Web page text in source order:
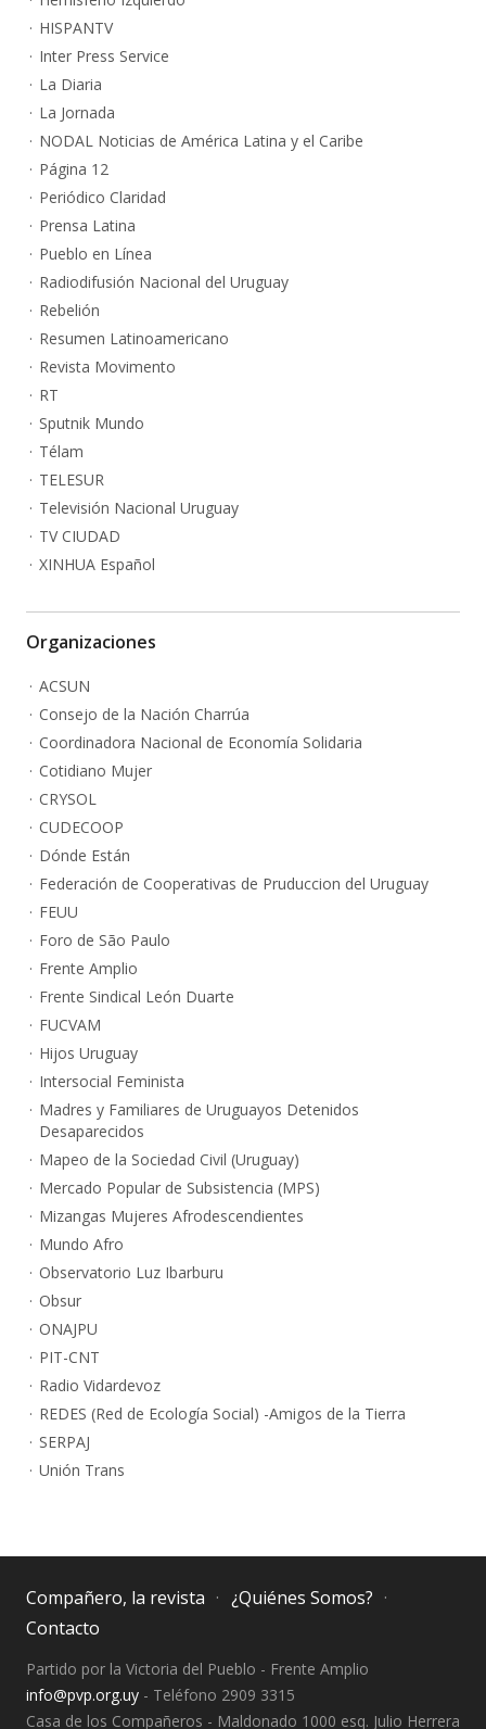
HISPANTV
Inter Press Service
La Diaria
La Jornada
NODAL Noticias de América Latina y el Caribe
Página 12
Periódico Claridad
Prensa Latina
Pueblo en Línea
Radiodifusión Nacional del Uruguay
Rebelión
Resumen Latinoamericano
Revista Movimento
RT
Sputnik Mundo
Télam
TELESUR
Televisión Nacional Uruguay
TV CIUDAD
XINHUA Español
Organizaciones
ACSUN
Consejo de la Nación Charrúa
Coordinadora Nacional de Economía Solidaria
Cotidiano Mujer
CRYSOL
CUDECOOP
Dónde Están
Federación de Cooperativas de Pruduccion del Uruguay
FEUU
Foro de São Paulo
Frente Amplio
Frente Sindical León Duarte
FUCVAM
Hijos Uruguay
Intersocial Feminista
Madres y Familiares de Uruguayos Detenidos
Desaparecidos
Mapeo de la Sociedad Civil (Uruguay)
Mercado Popular de Subsistencia (MPS)
Mizangas Mujeres Afrodescendientes
Mundo Afro
Observatorio Luz Ibarburu
Obsur
ONAJPU
PIT-CNT
Radio Vidardevoz
REDES (Red de Ecología Social) -Amigos de la Tierra
SERPAJ
Unión Trans
Compañero, la revista
¿Quiénes Somos?
Contacto
Partido por la Victoria del Pueblo - Frente Amplio
info@pvp.org.uy - Teléfono 2909 3315
Casa de los Compañeros - Maldonado 1000 esq. Julio Herrera